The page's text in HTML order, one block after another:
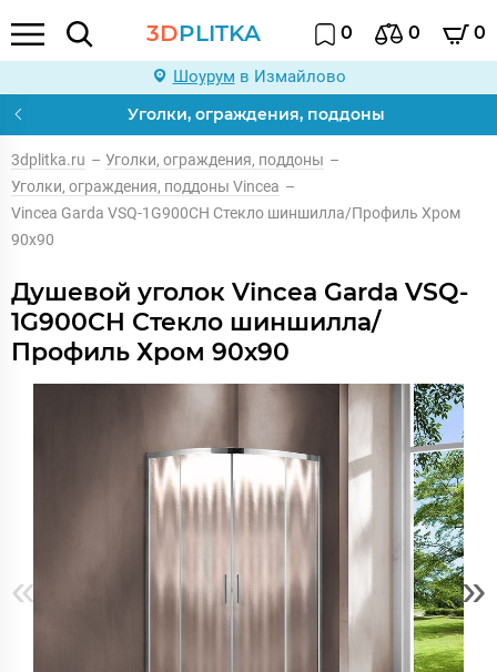
3DPLITKA 0 0 0
Шоурум в Измайлово
Уголки, ограждения, поддоны
3dplitka.ru – Уголки, ограждения, поддоны –
Уголки, ограждения, поддоны Vincea –
Vincea Garda VSQ-1G900CH Стекло шиншилла/Профиль Хром
90х90
Душевой уголок Vincea Garda VSQ-
1G900CH Стекло шиншилла/
Профиль Хром 90х90
« »